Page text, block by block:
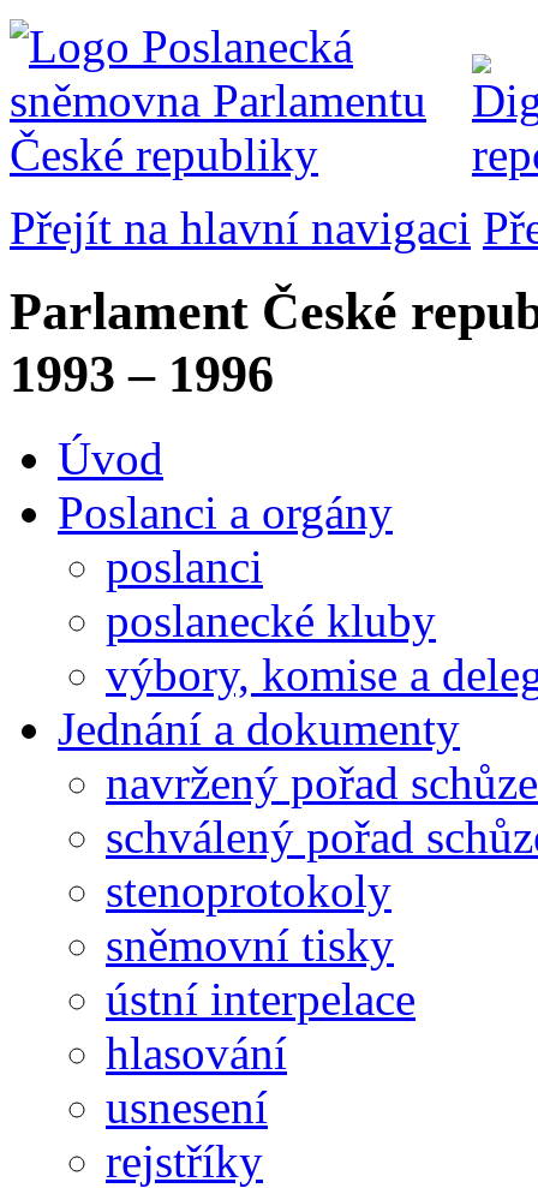
Přejít na hlavní navigaci
Parlament České
1993 – 1996
Úvod
Poslanci a orgány
poslanci
poslanecké kluby
výbory, komise a
Jednání a dokumenty
navržený pořad schůze
schválený pořad
stenoprotokoly
sněmovní tisky
ústní interpelace
hlasování
usnesení
rejstříky